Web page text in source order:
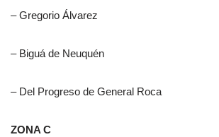
– Gregorio Álvarez
– Biguá de Neuquén
– Del Progreso de General Roca
ZONA C